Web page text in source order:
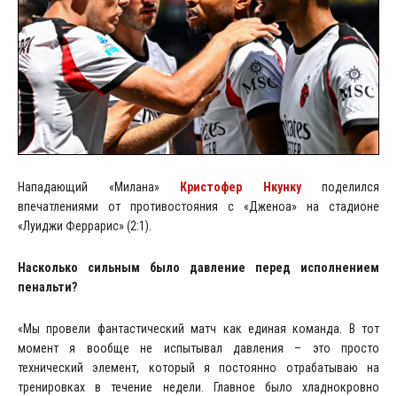
Нападающий «Милана» Кристофер Нкункуподелился
впечатлениями от противостояния с «Дженоа» на стадионе
«Луиджи Феррарис» (2:1).
Насколько сильным было давление перед исполнением
пенальти?
«Мы провели фантастический матч как единая команда. В тот
момент я вообще не испытывал давления – это просто
технический элемент, который я постоянно отрабатываю на
тренировках в течение недели. Главное было хладнокровно